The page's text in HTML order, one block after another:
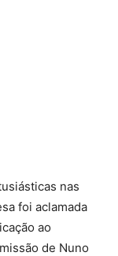
nas
foi aclamada
ao
de Nuno